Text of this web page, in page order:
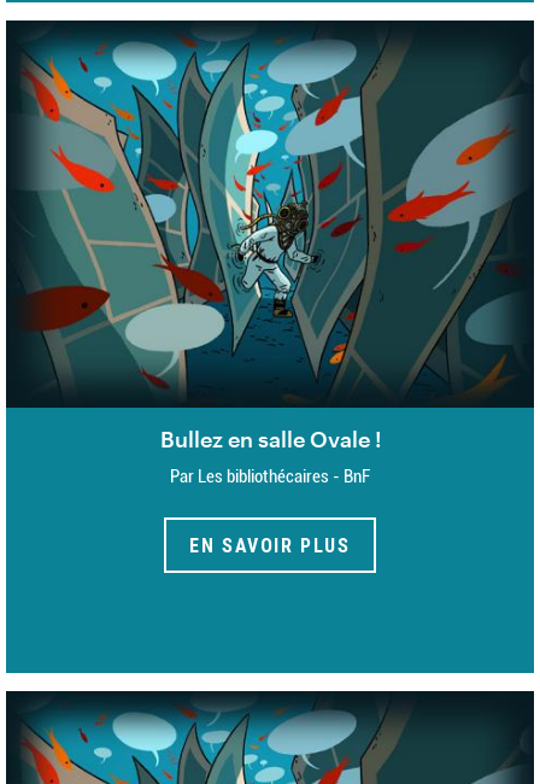
Bullez en salle Ovale !
Par Les bibliothécaires - BnF
EN SAVOIR PLUS